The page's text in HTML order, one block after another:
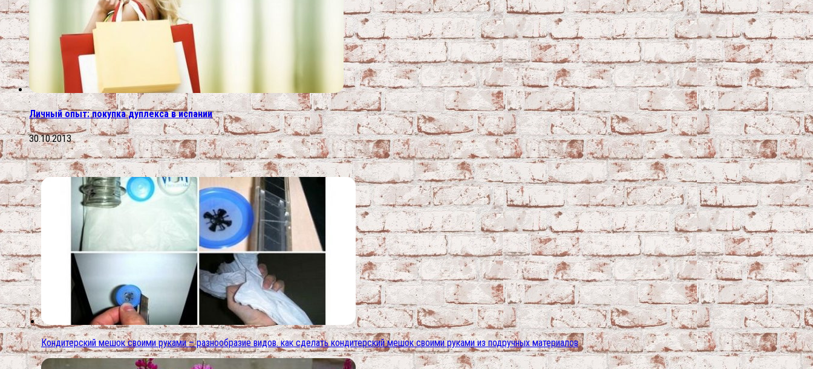
Личный опыт: покупка дуплекса в испании
30.10.2013
Кондитерский мешок своими руками – разнообразие видов. как сделать кондитерский мешок своими руками из подручных материалов